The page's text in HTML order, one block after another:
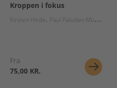
Kroppen i fokus
Kirsten Hede Paul Paludan-Müller
Fra
75,00 KR.